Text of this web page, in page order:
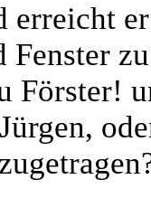
erreicht
Fenster
Förster!